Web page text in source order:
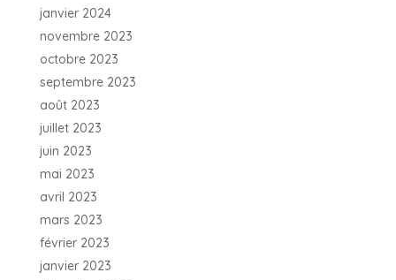
janvier 2024
novembre 2023
octobre 2023
septembre 2023
août 2023
juillet 2023
juin 2023
mai 2023
avril 2023
mars 2023
février 2023
janvier 2023